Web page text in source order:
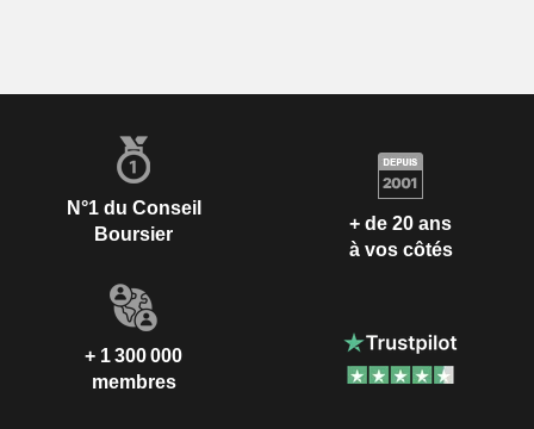
N°1 du Conseil
Boursier
+ de 20 ans
à vos côtés
+ 1 300 000
membres